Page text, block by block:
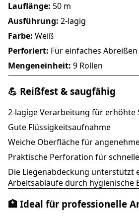
Lauflänge: 50 m
Ausführung: 2-lagig
Farbe: Weiß
Perforiert: Für einfaches Abreißen
Mengeneinheit: 9 Rollen
💪 Reißfest & saugfähig
2-lagige Verarbeitung für erhöhte
Gute Flüssigkeitsaufnahme
Weiche Oberfläche für
Praktische Perforation für
Die Liegenabdeckung unterstützt
Arbeitsabläufe durch hygienische
🏥 Ideal für professionelle